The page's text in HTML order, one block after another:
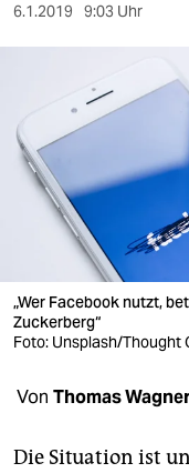
berlin
nord
wahrheit
verlag
verlag
shop
fragen & hilfe
6.1.2019 9:03 Uhr
„Wer Facebook nutzt,
Zuckerberg“
Foto: Unsplash/Thought
Von Thomas
Die Situation ist